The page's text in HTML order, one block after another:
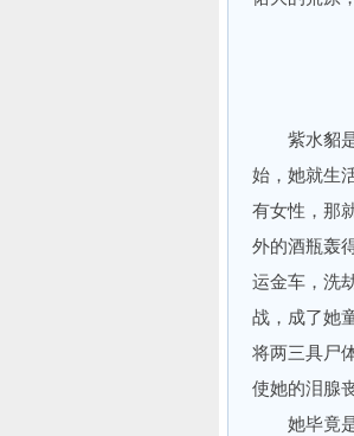
紫水貂是
始，她就生
有女性，那
外的酒瓶轰
运金车，洗
战，成了她
将两三具尸
使她的泪腺
她毕竟是